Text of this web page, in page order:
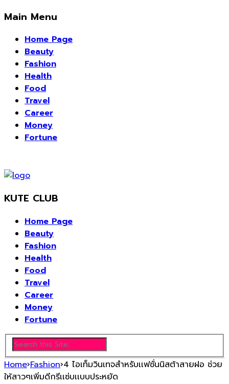
Main Menu
Home Page
Beauty
Fashion
Health
Food
Travel
Career
Money
Fortune
KUTE CLUB
Home Page
Beauty
Fashion
Health
Food
Travel
Career
Money
Fortune
Home›Fashion›4 ไอเท็มวินเทจสำหรับเเฟชั่นนิสต้าสายฝอ ช่วย
ให้สาวๆเพิ่มดีกรีเเซ่บเเบบประหยัด